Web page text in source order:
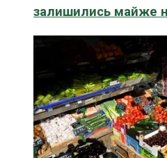
залишились майже